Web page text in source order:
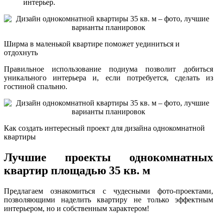
интерьер.
Ширма в маленькой квартире поможет уединиться и
отдохнуть
Правильное использование подиума позволит добиться
уникального интерьера и, если потребуется, сделать из
гостиной спальню.
Как создать интересный проект для дизайна однокомнатной
квартиры
Лучшие проекты однокомнатных
квартир площадью 35 кв. м
Предлагаем ознакомиться с чудесными фото-проектами,
позволяющими наделить квартиру не только эффектным
интерьером, но и собственным характером!